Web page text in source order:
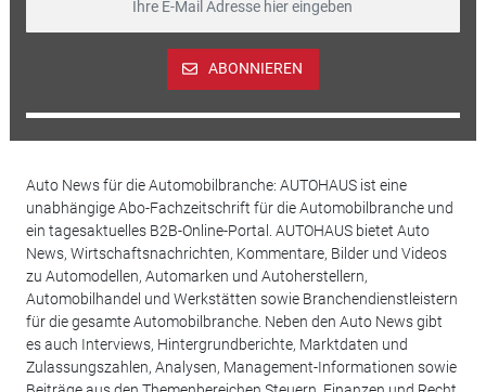
ABONNIEREN
Auto News für die Automobilbranche: AUTOHAUS ist eine
unabhängige Abo-Fachzeitschrift für die Automobilbranche und
ein tagesaktuelles B2B-Online-Portal. AUTOHAUS bietet Auto
News, Wirtschaftsnachrichten, Kommentare, Bilder und Videos
zu Automodellen, Automarken und Autoherstellern,
Automobilhandel und Werkstätten sowie Branchendienstleistern
für die gesamte Automobilbranche. Neben den Auto News gibt
es auch Interviews, Hintergrundberichte, Marktdaten und
Zulassungszahlen, Analysen, Management-Informationen sowie